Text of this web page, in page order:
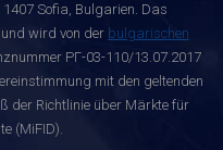
Sofia, Bulgarien. Das
wird von der bulgarischen
РГ-03-110/13.07.2017
mit den geltenden
der Richtlinie über Märkte für
(MiFID).